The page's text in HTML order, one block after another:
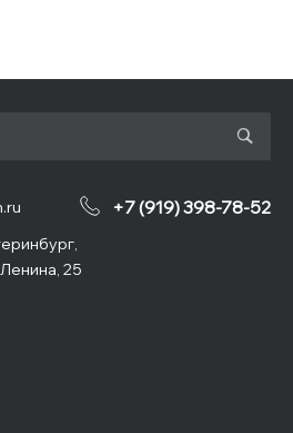
+7 (919) 398-78-52
25